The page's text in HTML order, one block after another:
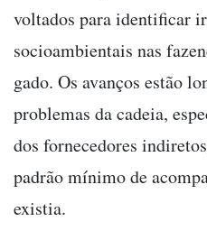
voltados para identificar
socioambientais nas
gado. Os avanços estão
problemas da cadeia,
dos fornecedores
padrão mínimo de
existia.